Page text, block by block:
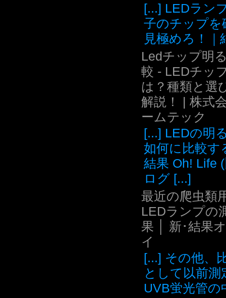
[...] LEDラン
子のチップを
見極めろ！｜
Ledチップ明
較 - LEDチッ
は？種類と選
解説！ | 株式
ームテック
[...] LEDの明
如何に比較す
結果 Oh! Life
ログ [...]
最近の爬虫類
LEDランプの
果 │ 新･結果
イ
[...] その他、
として以前測
UVB蛍光管の